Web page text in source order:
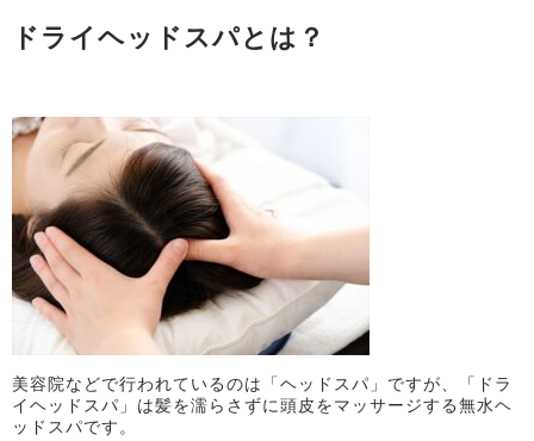
ドライヘッドスパとは？
美容院などで行われているのは「ヘッドスパ」ですが、「ドラ
イヘッドスパ」は髪を濡らさずに頭皮をマッサージする無水ヘ
ッドスパです。